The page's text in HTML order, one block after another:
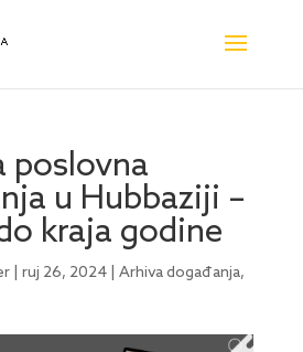
poslovna
u Hubbaziji –
kraja godine
| ruj 26, 2024| Arhiva događanja,